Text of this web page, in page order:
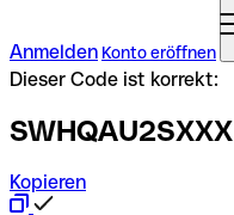
Anmelden Konto eröffnen
Dieser Code ist korrekt:
SWHQAU2SXXX
Kopieren